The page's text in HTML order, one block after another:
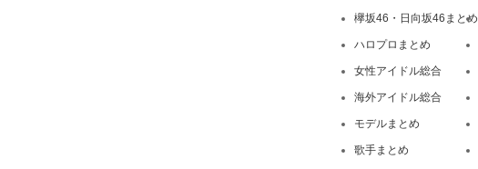
欅坂46・日向坂46まとめ
ハロプロまとめ
女性アイドル総合
海外アイドル総合
モデルまとめ
歌手まとめ